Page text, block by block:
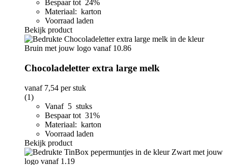
Bespaar tot 24%
Materiaal: karton
Voorraad laden
Bekijk product
Chocoladeletter extra large melk
vanaf 7,54 per stuk
(1)
Vanaf 5 stuks
Bespaar tot 31%
Materiaal: karton
Voorraad laden
Bekijk product